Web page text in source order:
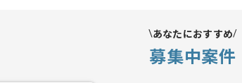
あなたにおすすめ
募集中案件